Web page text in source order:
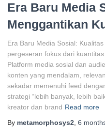
Era Baru Media
Menggantikan
Era Baru Media Sosial:
pergeseran fokus dari
Platform media sosial dan
konten yang mendalam,
sekadar memenuhi feed
strategi “lebih banyak, lebih
kreator dan brand Read more
By metamorphosys2 6